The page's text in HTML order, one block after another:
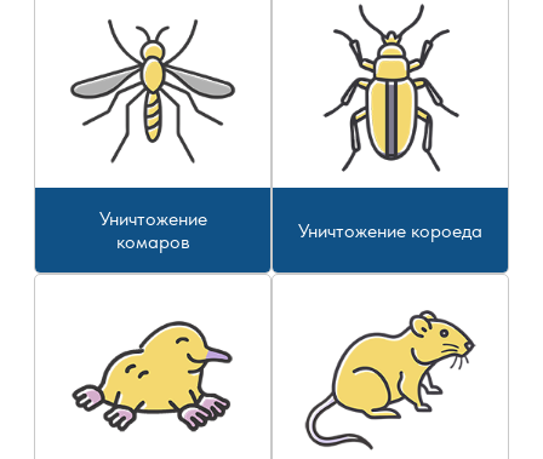
Уничтожение
комаров
Уничтожение короеда